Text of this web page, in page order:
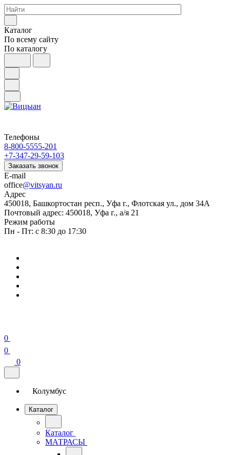
Каталог
По всему сайту
По каталогу
Телефоны
8-800-5555-201
+7-347-29-59-103
Заказать звонок
E-mail
office@vitsyan.ru
Адрес
450018, Башкортостан респ., Уфа г., Флотская ул., дом 34А
Почтовый адрес: 450018, Уфа г., а/я 21
Режим работы
Пн - Пт: с 8:30 до 17:30
0
0
0
Колумбус
Каталог
Каталог
МАТРАСЫ